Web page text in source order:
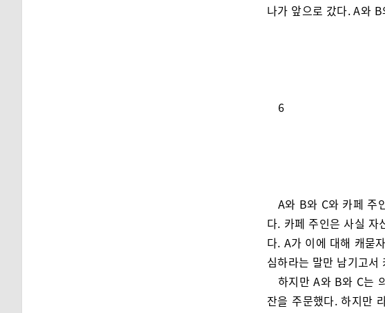
나가 앞으로 갔다. A와
6
A와 B와 C와 카페 주
다. 카페 주인은 사실 자
다. A가 이에 대해 캐묻
심하라는 말만 남기고
하지만 A와 B와 C는
잔을 주문했다. 하지만